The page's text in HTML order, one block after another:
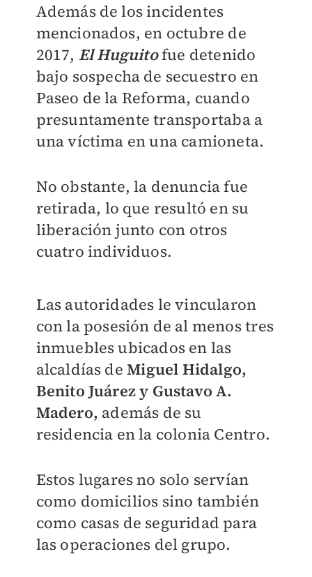
Además de los incidentes
mencionados, en octubre de
2017, El Huguitofue detenido
bajo sospecha de secuestro en
Paseo de la Reforma, cuando
presuntamente transportaba a
una víctima en una camioneta.
No obstante, la denuncia fue
retirada, lo que resultó en su
liberación junto con otros
cuatro individuos.
Las autoridades le vincularon
con la posesión de al menos tres
inmuebles ubicados en las
alcaldías deMiguel Hidalgo,
Benito Juárez y Gustavo A.
Madero, además de su
residencia en la colonia Centro.
Estos lugares no solo servían
como domicilios sino también
como casas de seguridad para
las operaciones del grupo.